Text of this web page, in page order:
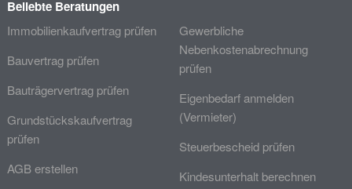
Beliebte Beratungen
Immobilienkaufvertrag prüfen
Bauvertrag prüfen
Bauträgervertrag prüfen
Grundstückskaufvertrag
prüfen
AGB erstellen
Gewerbliche
Nebenkostenabrechnung
prüfen
Eigenbedarf anmelden
(Vermieter)
Steuerbescheid prüfen
Kindesunterhalt berechnen